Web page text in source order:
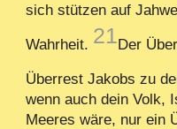
sich stützen auf
Wahrheit. 21Der
Überrest Jakobs zu
wenn auch dein Volk,
Meeres wäre, nur ein